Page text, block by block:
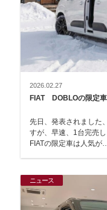
2026.02.27
FIAT DOBLOの限定車
先日、発表されまし
すが、早速、1台完売
FIATの限定車は人気が
ニュース